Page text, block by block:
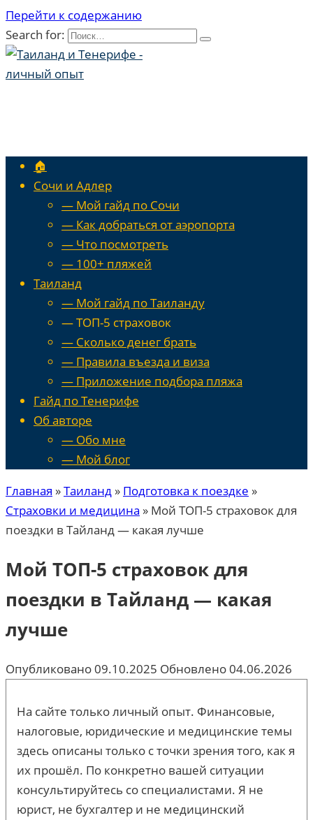
Перейти к содержанию
Search for:
🏠
Сочи и Адлер
— Мой гайд по Сочи
— Как добраться от аэропорта
— Что посмотреть
— 100+ пляжей
Таиланд
— Мой гайд по Таиланду
— ТОП-5 страховок
— Сколько денег брать
— Правила въезда и виза
— Приложение подбора пляжа
Гайд по Тенерифе
Об авторе
— Обо мне
— Мой блог
Главная »Таиланд » Подготовка к поездке »
Страховки и медицина » Мой ТОП-5 страховок для
поездки в Тайланд — какая лучше
Мой ТОП-5 страховок для
поездки в Тайланд — какая
лучше
Опубликовано09.10.2025 Обновлено04.06.2026
На сайте только личный опыт. Финансовые,
налоговые, юридические и медицинские темы
здесь описаны только с точки зрения того, как я
их прошёл. По конкретно вашей ситуации
консультируйтесь со специалистами. Я не
юрист, не бухгалтер и не медицинский